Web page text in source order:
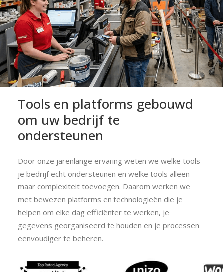
Tools en platforms gebouwd
om uw bedrijf te
ondersteunen
Door onze jarenlange ervaring weten we welke tools
je bedrijf echt ondersteunen en welke tools alleen
maar complexiteit toevoegen. Daarom werken we
met bewezen platforms en technologieën die je
helpen om elke dag efficiënter te werken, je
gegevens georganiseerd te houden en je processen
eenvoudiger te beheren.